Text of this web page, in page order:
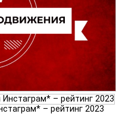
– рейтинг 2023